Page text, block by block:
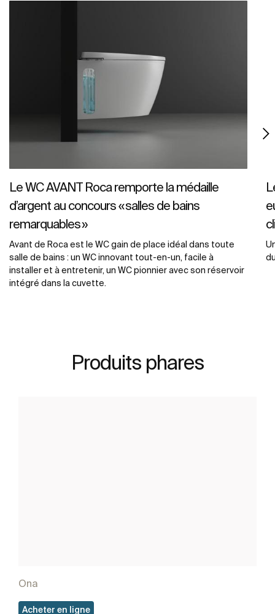
Le WC AVANT Roca remporte la médaille
d’argent au concours « salles de bains
remarquables »
Avant de Roca est le WC gain de place idéal dans toute
salle de bains : un WC innovant tout-en-un, facile à
installer et à entretenir, un WC pionnier avec son réservoir
intégré dans la cuvette.
Produits phares
Ona
Acheter en ligne